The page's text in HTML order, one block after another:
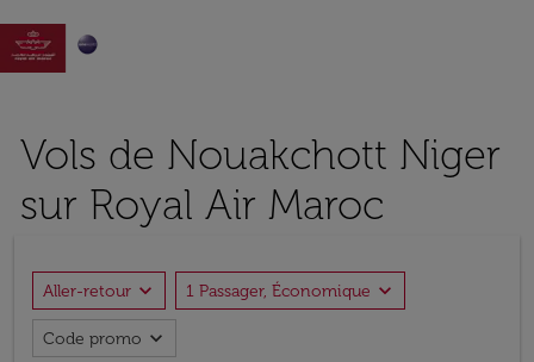

Vols de Nouakchott Niger
sur Royal Air Maroc
Aller-retour expand_more 1 Passager, Économique expand_more
Code promo expand_more